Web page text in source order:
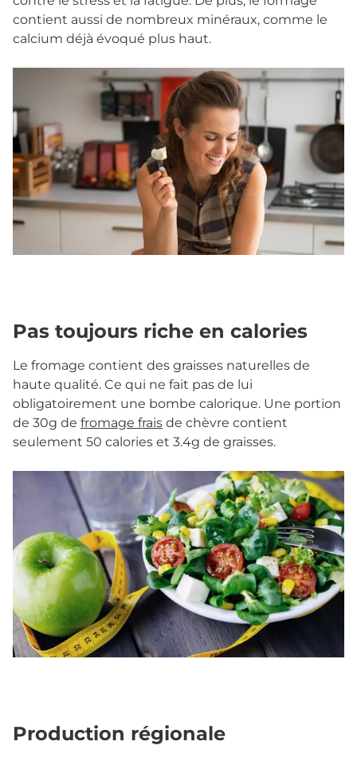
contient aussi de nombreux minéraux, comme le
calcium déjà évoqué plus haut.
Pas toujours riche en calories
Le fromage contient des graisses naturelles de
haute qualité. Ce qui ne fait pas de lui
obligatoirement une bombe calorique. Une portion
de 30g de fromage frais de chèvre contient
seulement 50 calories et 3.4g de graisses.
Production régionale